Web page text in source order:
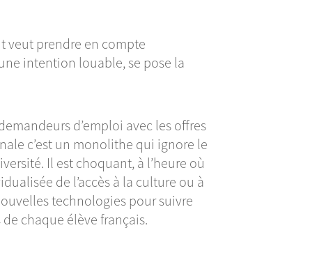
veut prendre en compte
intention louable, se pose la
d’emploi avec les offres
c’est un monolithe qui ignore le
Il est choquant, à l’heure où
de l’accès à la culture ou à
technologies pour suivre
chaque élève français.